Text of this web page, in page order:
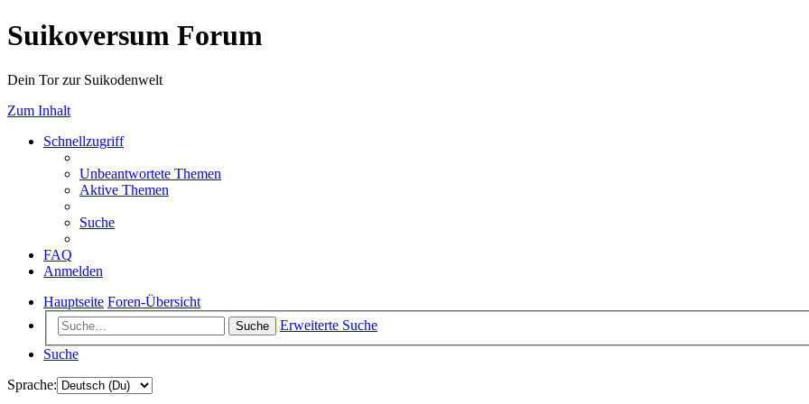
Suikoversum Forum
Dein Tor zur Suikodenwelt
Zum Inhalt
Schnellzugriff
Unbeantwortete Themen
Aktive Themen
Suche
FAQ
Anmelden
Hauptseite Foren-Übersicht
Suche
Erweiterte Suche
Suche
Sprache: